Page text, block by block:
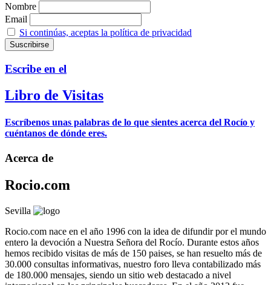
Nombre
Email
Si continúas, aceptas la política de privacidad
Escribe en el
Libro de Visitas
Escríbenos unas palabras de lo que sientes acerca del Rocío y
cuéntanos de dónde eres.
Acerca de
Rocio.com
Sevilla
Rocio.com nace en el año 1996 con la idea de difundir por el mundo
entero la devoción a Nuestra Señora del Rocío. Durante estos años
hemos recibido visitas de más de 150 paises, se han resuelto más de
30.000 consultas informativas, nuestro foro lleva contabilizado más
de 180.000 mensajes, siendo un sitio web destacado a nivel